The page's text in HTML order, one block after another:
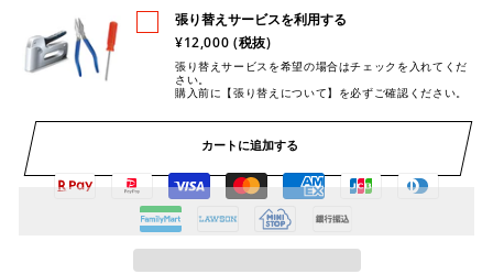
張り替えサービスを利用する
¥12,000 (税抜)
張り替えサービスを希望の場合はチェックを入れてくだ
さい。
購入前に【張り替えについて】を必ずご確認ください。
カートに追加する